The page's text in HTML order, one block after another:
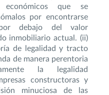
económicos que se
por encontrarse
por debajo del valor
inmobiliario actual. (ii)
de legalidad y tracto
de manera perentoria
la legalidad
constructoras y
minuciosa de las